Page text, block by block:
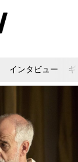
インタビュー